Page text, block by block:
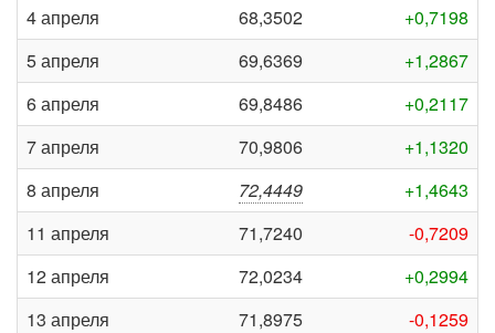
4 апреля
68,3502
+0,7198
5 апреля
69,6369
+1,2867
6 апреля
69,8486
+0,2117
7 апреля
70,9806
+1,1320
8 апреля
72,4449
+1,4643
11 апреля
71,7240
-0,7209
12 апреля
72,0234
+0,2994
13 апреля
71,8975
-0,1259